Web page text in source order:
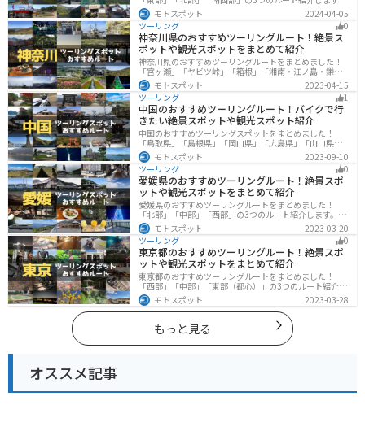
山と海どちらも楽しめるスポットが多数あり、様々な楽
しみ方ができます。バイクで高知県にツーリングに行く
際は参考にしてください。
モトスポット
2024-04-05
ツーリング
0
神奈川県のおすすめツーリングルート！絶景ス
ポットや観光スポットをまとめて紹介
神奈川県のおすすめツーリングルートをまとめました！
「宮ヶ瀬」「ヤビツ峠」「箱根」「湘南・江ノ島・鎌
倉」「三浦」「みなとみらい」の6つのルート紹介しま
す。自然豊かなスポット、歴史ある観光名所、都市部で
楽しめるツーリングスポットまで多数あります。バイク
で神奈川県にツーリングに行く際は参考にしてくださ
い。
モトスポット
2023-04-15
ツーリング
1
中国のおすすめツーリングルート！バイクで行
きたい絶景スポットや観光スポット紹介
中国のおすすめツーリングスポットをまとめました！
「鳥取県」「島根県」「岡山県」「広島県」「山口県」
の各県の観光地紹介します。自然豊かな山々や湖、温泉
地が点在し、四季折々の景色を楽しめるスポットが多数
あります。バイクで中国にツーリングに行く際は参考に
してください。
モトスポット
2023-09-10
ツーリング
0
愛媛県のおすすめツーリングルート！絶景スポ
ットや観光スポットをまとめて紹介
愛媛県のおすすめツーリングルートをまとめました！
「北部」「中部」「西部」の3つのルート紹介します。山
や海といった自然だけでなく、気軽に渡れる島もあり
様々な楽しみ方ができます。バイクで愛媛県にツーリン
グに行く際は参考にしてください。
モトスポット
2023-03-20
ツーリング
0
東京都のおすすめツーリングルート！絶景スポ
ットや観光スポットをまとめて紹介
東京都のおすすめツーリングルートをまとめました！
「西部」「中部」「東部（都心）」の3つのルート紹介し
ます。西に行けば奥多摩の自然、東に行けば都心スポッ
トと、自然も街も楽しめるスポットが多数あります。バ
イクで東京都にツーリングに行く際は参考にしてくださ
モトスポット 2023-03-28
もっと見る
オススメ記事